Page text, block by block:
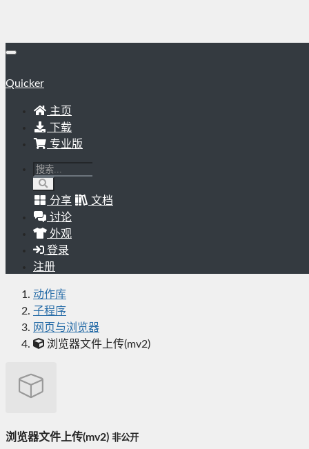
Quicker
主页
下载
专业版
分享
文档
讨论
外观
登录
注册
动作库
子程序
网页与浏览器
浏览器文件上传(mv2)
浏览器文件上传(mv2) 非公开